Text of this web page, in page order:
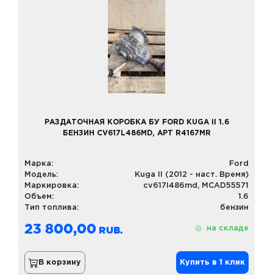
РАЗДАТОЧНАЯ КОРОБКА БУ FORD KUGA II 1.6
БЕНЗИН CV617L486MD, АРТ R4167MR
Марка:
Ford
Модель:
Kuga II (2012 - наст. Время)
Маркировка:
cv617l486md, MCAD55571
Объем:
1.6
Тип топлива:
бензин
23 800,00 на складе
В корзину Купить в 1 клик